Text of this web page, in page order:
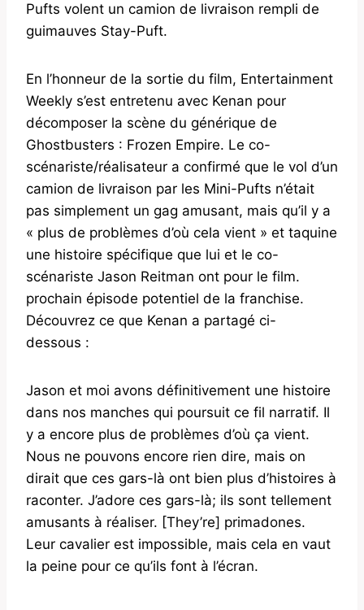
Pufts volent un camion de livraison rempli de
guimauves Stay-Puft.
En l’honneur de la sortie du film, Entertainment
Weekly s’est entretenu avec Kenan pour
décomposer la scène du générique de
Ghostbusters : Frozen Empire. Le co-
scénariste/réalisateur a confirmé que le vol d’un
camion de livraison par les Mini-Pufts n’était
pas simplement un gag amusant, mais qu’il y a
« plus de problèmes d’où cela vient » et taquine
une histoire spécifique que lui et le co-
scénariste Jason Reitman ont pour le film.
prochain épisode potentiel de la franchise.
Découvrez ce que Kenan a partagé ci-
dessous :
Jason et moi avons définitivement une histoire
dans nos manches qui poursuit ce fil narratif. Il
y a encore plus de problèmes d’où ça vient.
Nous ne pouvons encore rien dire, mais on
dirait que ces gars-là ont bien plus d’histoires à
raconter. J’adore ces gars-là; ils sont tellement
amusants à réaliser. [They’re] primadones.
Leur cavalier est impossible, mais cela en vaut
la peine pour ce qu’ils font à l’écran.